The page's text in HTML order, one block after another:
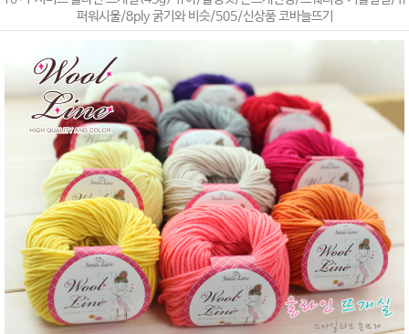
퍼워시울/8ply 굵기와 비슷/505/신상품 코바늘뜨기